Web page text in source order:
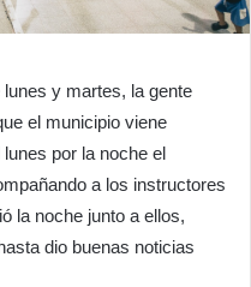
y martes, la gente
el municipio viene
por la noche el
a los instructores
la noche junto a ellos,
dio buenas noticias